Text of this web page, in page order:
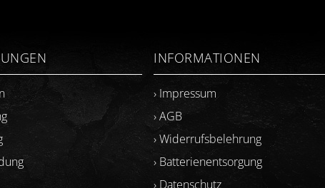
INFORMATIONEN
› Impressum
› AGB
› Widerrufsbelehrung
› Batterienentsorgung
› Datenschutz